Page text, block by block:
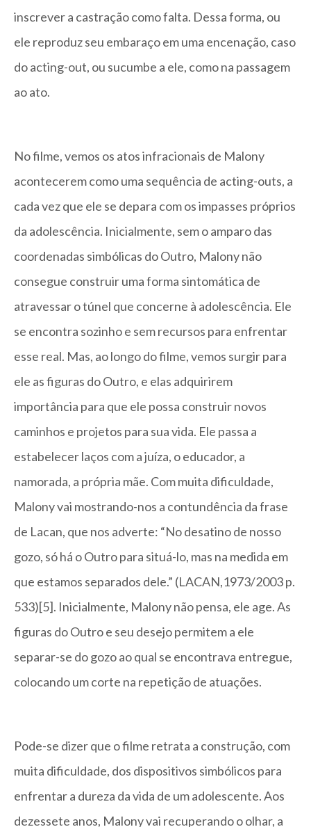
inscrever a castração como falta. Dessa forma, ou
ele reproduz seu embaraço em uma encenação, caso
do acting-out, ou sucumbe a ele, como na passagem
ao ato.
No filme, vemos os atos infracionais de Malony
acontecerem como uma sequência de acting-outs, a
cada vez que ele se depara com os impasses próprios
da adolescência. Inicialmente, sem o amparo das
coordenadas simbólicas do Outro, Malony não
consegue construir uma forma sintomática de
atravessar o túnel que concerne à adolescência. Ele
se encontra sozinho e sem recursos para enfrentar
esse real. Mas, ao longo do filme, vemos surgir para
ele as figuras do Outro, e elas adquirirem
importância para que ele possa construir novos
caminhos e projetos para sua vida. Ele passa a
estabelecer laços com a juíza, o educador, a
namorada, a própria mãe. Com muita dificuldade,
Malony vai mostrando-nos a contundência da frase
de Lacan, que nos adverte: “No desatino de nosso
gozo, só há o Outro para situá-lo, mas na medida em
que estamos separados dele.” (LACAN,1973/2003 p.
533)[5]. Inicialmente, Malony não pensa, ele age. As
figuras do Outro e seu desejo permitem a ele
separar-se do gozo ao qual se encontrava entregue,
colocando um corte na repetição de atuações.
Pode-se dizer que o filme retrata a construção, com
muita dificuldade, dos dispositivos simbólicos para
enfrentar a dureza da vida de um adolescente. Aos
dezessete anos, Malony vai recuperando o olhar, a